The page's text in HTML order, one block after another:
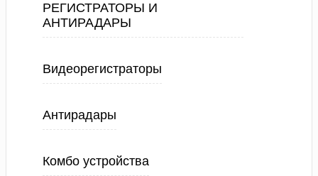
РЕГИСТРАТОРЫ И
АНТИРАДАРЫ
Видеорегистраторы
Антирадары
Комбо устройства